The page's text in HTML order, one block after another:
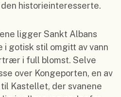
historieinteresserte.
ligger Sankt Albans
i gotisk stil omgitt av vann
i full blomst. Selve
over Kongeporten, en av
Kastellet, der svanene